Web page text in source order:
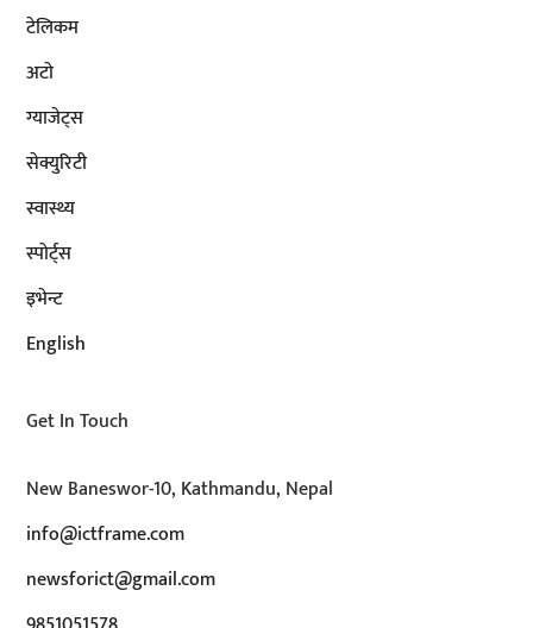
टेलिकम
अटाे
ग्याजेट्स
सेक्युरिटी
स्वास्थ्य
स्पोर्ट्स
इभेन्ट
English
Get In Touch
New Baneswor-10, Kathmandu, Nepal
info@ictframe.com
newsforict@gmail.com